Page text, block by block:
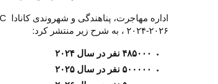
۲۰۲۶-۲۰۲۴ ، به شرح زیر منتشر کرد:
۴۸۵۰۰۰ نفر در سال ۲۰۲۴
۵۰۰۰۰۰ نفر در سال ۲۰۲۵